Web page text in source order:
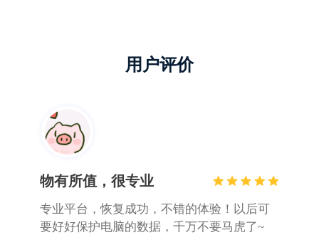
用户评价
物有所值，很专业
专业平台，恢复成功，不错的体验！以后可
要好好保护电脑的数据，千万不要马虎了~